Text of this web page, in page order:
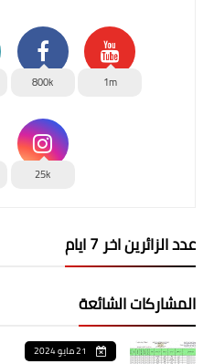
1m
800k
25k
عدد الزائرين اخر 7 ايام
المشاركات الشائعة
21 مايو 2024